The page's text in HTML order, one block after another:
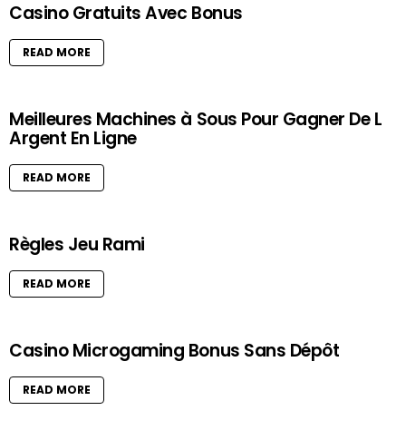
Casino Gratuits Avec Bonus
READ MORE
Meilleures Machines à Sous Pour Gagner De L
Argent En Ligne
READ MORE
Règles Jeu Rami
READ MORE
Casino Microgaming Bonus Sans Dépôt
READ MORE